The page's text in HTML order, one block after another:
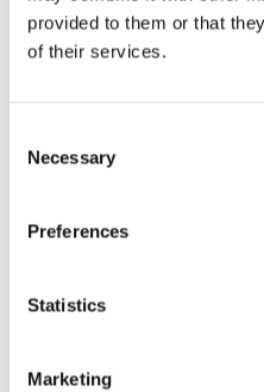
provided to them or that
of their services.
Selection
Necessary
Preferences
Statistics
Marketing
Key Account Manager